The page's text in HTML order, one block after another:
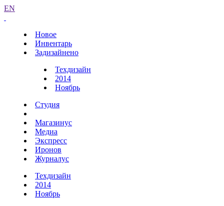
EN
Новое
Инвентарь
Задизайнено
Техдизайн
2014
Ноябрь
Студия
Магазинус
Медиа
Экспресс
Иронов
Журналус
Техдизайн
2014
Ноябрь